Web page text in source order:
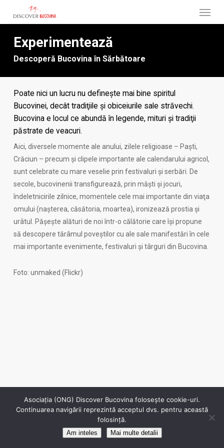
contentExperimentează
Descoperă Bucovina în Sărbătoare
Poate nici un lucru nu defineşte mai bine spiritul
Bucovinei, decât tradiţiile și obiceiurile sale străvechi.
Bucovina e locul ce abundă în legende, mituri şi tradiţii
păstrate de veacuri.
Aici, diversele momente ale anului, zilele religioase – Paşti,
Crăciun – precum şi clipele importante ale calendarului agricol,
sunt celebrate cu mare veselie prin festivaluri şi serbări. De
secole, bucovinenii transfigurează, prin măşti şi jocuri,
îndeletnicirile zilnice, momentele cele mai importante din viaţa
omului (naşterea, căsătoria, moartea), ironizează prostia şi
urâtul. Pășește alături de noi într-o călătorie care își propune
să descopere tărâmul poveștilor cu ale sale manifestări în cele
mai importante evenimente, festivaluri și târguri din Bucovina.
Foto: unmaked (Flickr)
© 2026 Discover Bucovina. Toate drepturile sunt rezervate.
Asociația (ONG) Discover Bucovina folosește cookie-uri.
Continuarea navigării reprezintă acceptul dvs. pentru această
folosință.
Am inteles Mai multe detalii